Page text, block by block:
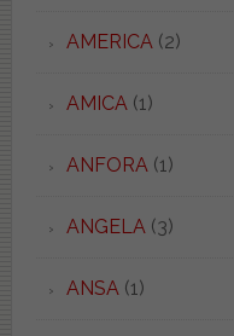
AMERICA(2)
AMICA(1)
ANFORA(1)
ANGELA(3)
ANSA(1)